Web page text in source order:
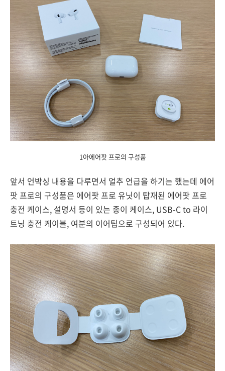
1아에어팟 프로의 구성품
앞서 언박싱 내용을 다루면서 얼추 언급을 하기는 했는데 에어
팟 프로의 구성품은 에어팟 프로 유닛이 탑재된 에어팟 프로
충전 케이스, 설명서 등이 있는 종이 케이스, USB-C to 라이
트닝 충전 케이블, 여분의 이어팁으로 구성되어 있다.